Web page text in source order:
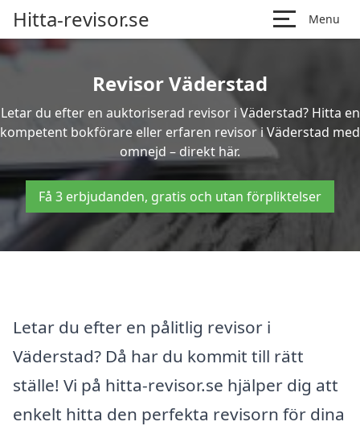
Hitta-revisor.se Menu
Revisor Väderstad
Letar du efter en auktoriserad revisor i Väderstad? Hitta en
kompetent bokförare eller erfaren revisor i Väderstad med
omnejd – direkt här.
Få 3 erbjudanden, gratis och utan förpliktelser
Letar du efter en pålitlig revisor i
Väderstad? Då har du kommit till rätt
ställe! Vi på hitta-revisor.se hjälper dig att
enkelt hitta den perfekta revisorn för dina